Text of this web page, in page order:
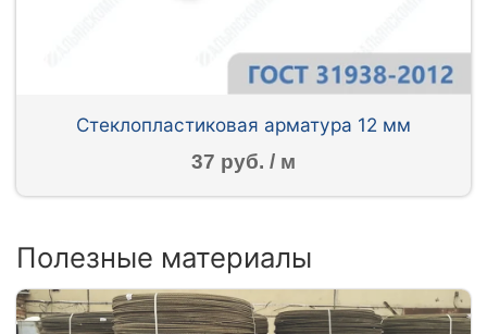
Стеклопластиковая арматура 12 мм
37 руб. / м
Полезные материалы